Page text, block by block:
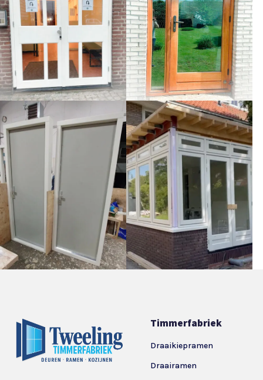
Timmerfabriek
Draaikiepramen
Draairamen